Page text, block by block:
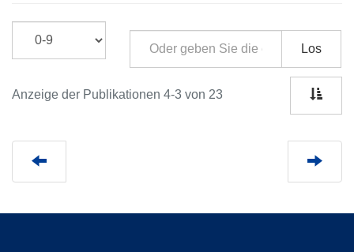
Los
Anzeige der Publikationen 4-3 von 23